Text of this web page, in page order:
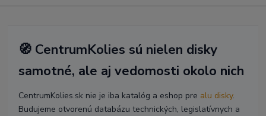
🧭 CentrumKolies sú nielen disky
samotné, ale aj vedomosti okolo nich
CentrumKolies.sk nie je iba katalóg a eshop pre alu disky.
Budujeme otvorenú databázu technických, legislatívnych a